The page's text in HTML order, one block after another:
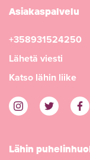
Asiakaspalvelu
+358931524250
Lähetä viesti
Katso lähin liike
Lähin